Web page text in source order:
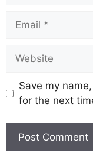
Save my
for the next